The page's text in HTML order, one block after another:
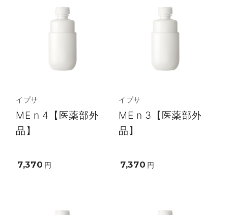
イプサ
ME n 4【医薬部外
品】
7,370 円
イプサ
ME n 3【医薬部外
品】
7,370 円